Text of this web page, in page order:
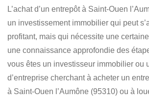
L’achat d’un entrepôt à Saint-Ouen
un investissement immobilier qui peut
profitant, mais qui nécessite une
une connaissance approfondie des
vous êtes un investisseur immobilier ou
d’entreprise cherchant à acheter un
à Saint-Ouen l’Aumône (95310) ou à